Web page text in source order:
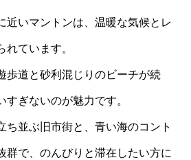
近いマントンは、温暖な気候とレ
れています。
歩道と砂利混じりのビーチが続
すぎないのが魅力です。
ち並ぶ旧市街と、青い海のコント
群で、のんびりと滞在したい方に